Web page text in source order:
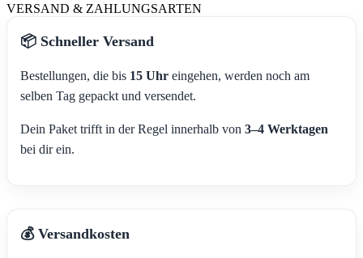
VERSAND & ZAHLUNGSARTEN
📦 Schneller Versand
Bestellungen, die bis 15 Uhr eingehen, werden noch am
selben Tag gepackt und versendet.
Dein Paket trifft in der Regel innerhalb von 3–4 Werktagen
bei dir ein.
💰 Versandkosten